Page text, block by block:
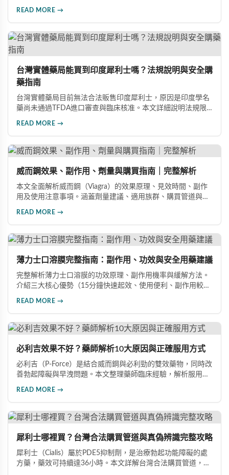
READ MORE →
台灣實體藥局能買到印度犀利士嗎？法規說明與安全購
藥指南
台灣實體藥局目前無法合法販售印度犀利士，原因是印度學名
藥尚未通過TFDA進口審查與臨床核准。本文詳細說明法規限
READ MORE →
威而鋼效果、副作用、劑量與購買指南｜完整解析
本文全面解析威而鋼（Viagra）的效果原理、見效時間、副作
用及使用注意事項。涵蓋劑量建議、適用族群、購買管道與價
READ MORE →
薄力士口溶膜完整指南：副作用、功效與安全用藥建議
完整解析薄力士口溶膜的功效原理、副作用機率與緩解方法。
介紹三大核心優勢（15分鐘快速起效、使用便利、副作用較
READ MORE →
必利吉效果不好？藥師解析10大原因與正確服用方式
必利吉（P-Force）是結合威而鋼與必利勁的雙效藥物，同時改
善勃起障礙與早洩問題。本文整理藥師臨床經驗，解析服用時
READ MORE →
犀利士哪裡買？台灣合法購買管道與真偽辨識完整攻略
犀利士（Cialis）屬於PDE5抑制劑，是治療勃起功能障礙的處
方藥，藥效可持續達36小時。本文詳解台灣合法購買管道，包